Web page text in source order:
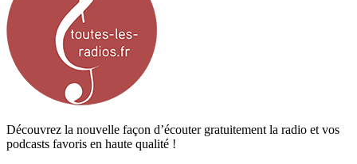
Découvrez la nouvelle façon d’écouter gratuitement la radio et vos
podcasts favoris en haute qualité !